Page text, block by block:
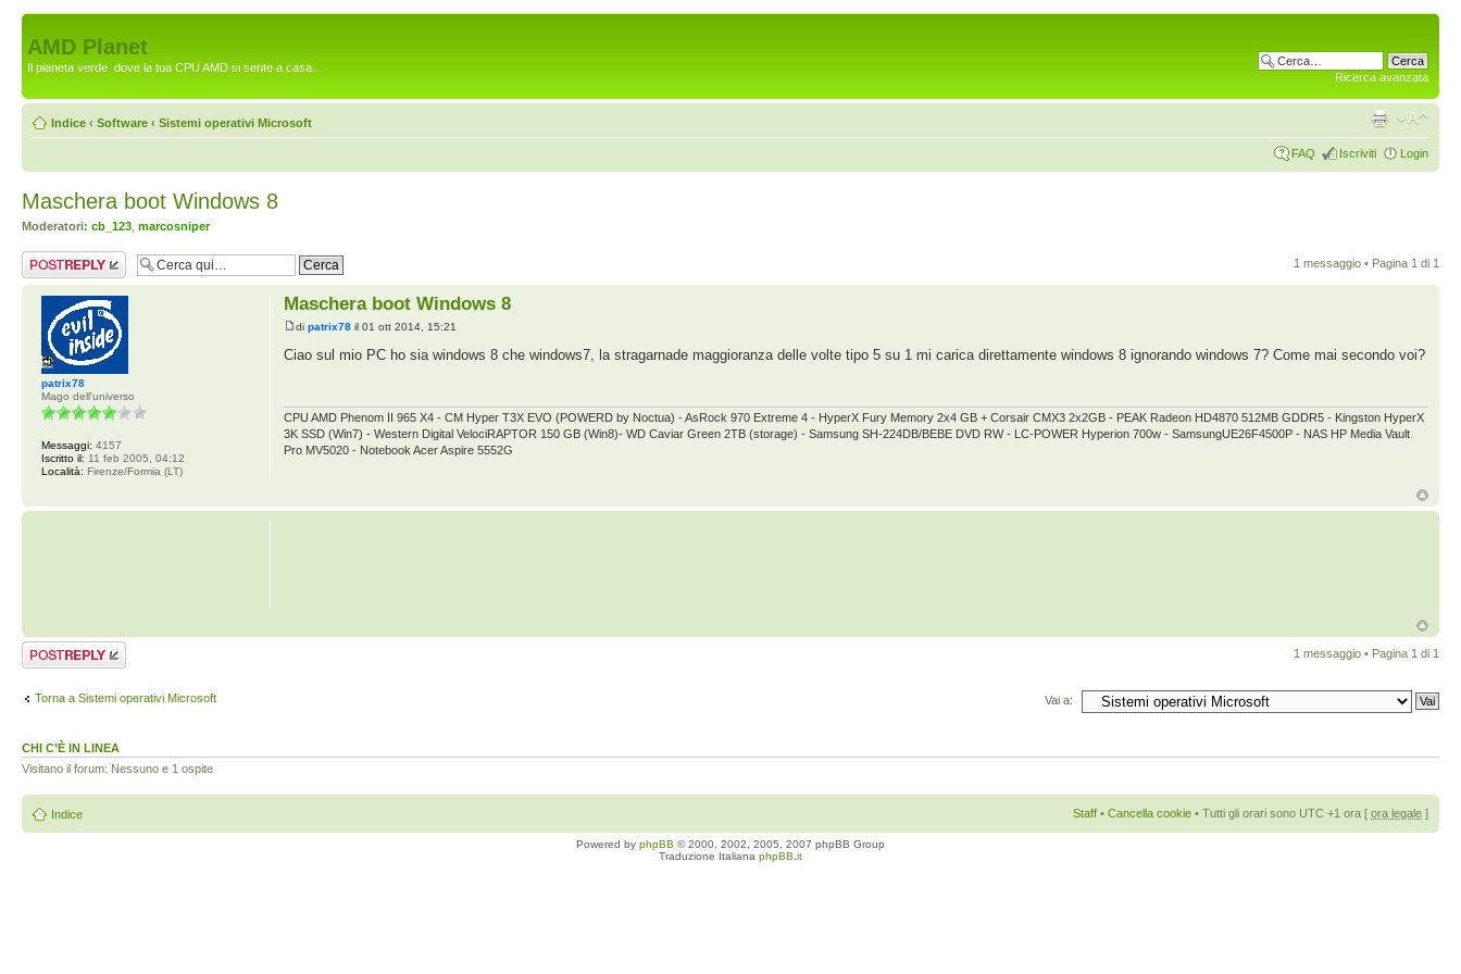
AMD Planet
Il pianeta verde: dove la tua CPU AMD si sente a casa...
Ricerca avanzata
Indice ‹ Software ‹ Sistemi operativi Microsoft
FAQ Iscriviti Login
Maschera boot Windows 8
Moderatori: cb_123 marcosniper
Rispondi al
messaggio
1 messaggio • Pagina 1 di 1
Maschera boot Windows 8
dipatrix78 il 01 ott 2014, 15:21
Ciao sul mio PC ho sia windows 8 che windows7, la stragarnade maggioranza delle volte tipo 5 su 1 mi carica direttamente windows 8 ignorando windows 7? Come mai secondo voi?
CPU AMD Phenom II 965 X4 - CM Hyper T3X EVO (POWERD by Noctua) - AsRock 970 Extreme 4 - HyperX Fury Memory 2x4 GB + Corsair CMX3 2x2GB - PEAK Radeon HD4870 512MB GDDR5 - Kingston HyperX
3K SSD (Win7) - Western Digital VelociRAPTOR 150 GB (Win8)- WD Caviar Green 2TB (storage) - Samsung SH-224DB/BEBE DVD RW - LC-POWER Hyperion 700w - SamsungUE26F4500P - NAS HP Media Vault
Pro MV5020 - Notebook Acer Aspire 5552G
patrix78
Mago dell'universo
Messaggi: 4157
Iscritto il: 11 feb 2005, 04:12
Località: Firenze/Formia (LT)
Rispondi al
messaggio
1 messaggio • Pagina 1 di 1
Torna a Sistemi operativi Microsoft Vai a:
CHI C’È IN LINEA
Visitano il forum: Nessuno e 1 ospite
Indice Staff • Cancella cookie • Tutti gli orari sono UTC +1 ora [ ora legale ]
Powered by phpBB © 2000, 2002, 2005, 2007 phpBB Group
Traduzione Italiana phpBB.it